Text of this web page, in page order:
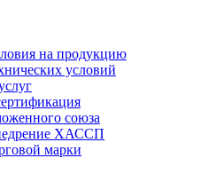
на продукцию
условий
союза
ХАССП
марки